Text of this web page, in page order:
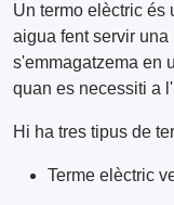
Un termo elèctric és
aigua fent servir
s'emmagatzema en
quan es necessiti a
Hi ha tres tipus de
Terme elèctric